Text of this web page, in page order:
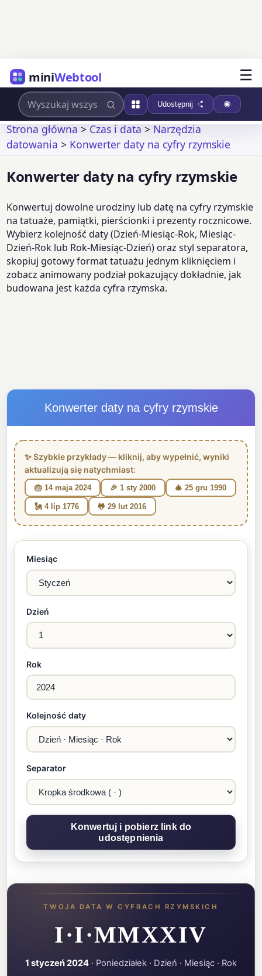
miniWebtool ☰
Udostępnij
Strona główna>Czas i data>Narzędzia
datowania > Konwerter daty na cyfry rzymskie
Konwerter daty na cyfry rzymskie
Konwertuj dowolne urodziny lub datę na cyfry rzymskie
na tatuaże, pamiątki, pierścionki i prezenty rocznicowe.
Wybierz kolejność daty (Dzień-Miesiąc-Rok, Miesiąc-
Dzień-Rok lub Rok-Miesiąc-Dzień) oraz styl separatora,
skopiuj gotowy format tatuażu jednym kliknięciem i
zobacz animowany podział pokazujący dokładnie, jak
budowana jest każda cyfra rzymska.
Konwerter daty na cyfry rzymskie
✨ Szybkie przykłady — kliknij, aby wypełnić, wyniki
aktualizują się natychmiast:
🎂 14 maja 2024 🎉 1 sty 2000 🎄 25 gru 1990
🗽 4 lip 1776 🐸 29 lut 2016
Miesiąc
Dzień
Rok
Kolejność daty
Separator
TWOJA DATA W CYFRACH RZYMSKICH
I·I·MMXXIV
1 styczeń 2024 · Poniedziałek · Dzień · Miesiąc · Rok